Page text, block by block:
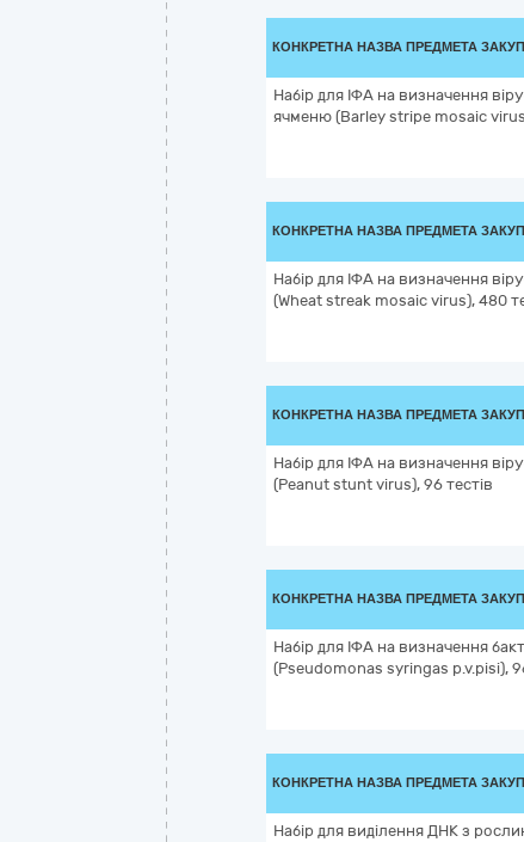
КОНКРЕТНА НАЗВА ПРЕДМЕТА
Набір для ІФА на визначення
ячменю (Barley stripe mosaic
КОНКРЕТНА НАЗВА ПРЕДМЕТА
Набір для ІФА на визначення
(Wheat streak mosaic virus), 480
КОНКРЕТНА НАЗВА ПРЕДМЕТА
Набір для ІФА на визначення
(Peanut stunt virus), 96 тестів
КОНКРЕТНА НАЗВА ПРЕДМЕТА
Набір для ІФА на визначення
(Pseudomonas syringas p.v.pisi),
КОНКРЕТНА НАЗВА ПРЕДМЕТА
Набір для виділення ДНК з